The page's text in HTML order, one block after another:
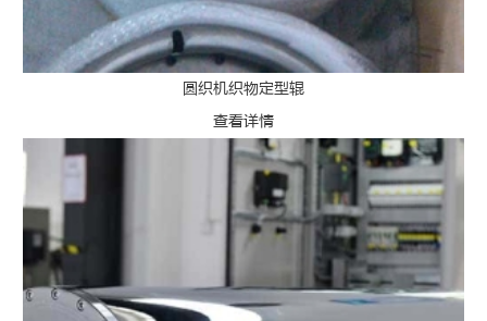
圆织机织物定型辊
查看详情